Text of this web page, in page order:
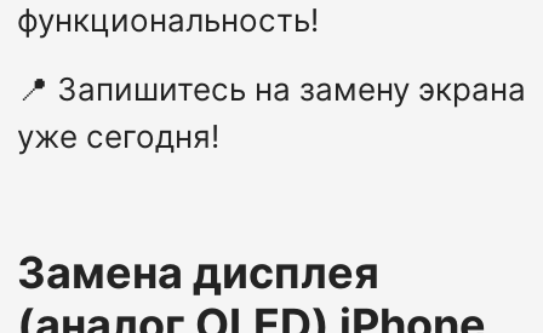
функциональность!
📍 Запишитесь на замену экрана
уже сегодня!
Замена дисплея